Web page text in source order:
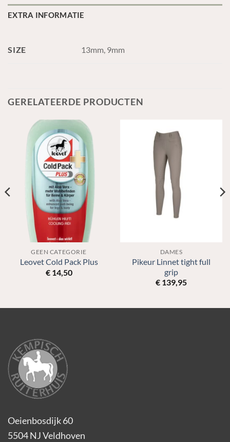
EXTRA INFORMATIE
SIZE 13mm, 9mm
GERELATEERDE PRODUCTEN
GEEN CATEGORIE
Leovet Cold Pack Plus
€14,50
DAMES
Pikeur Linnet tight full
grip
€ 139,95
Oeienbosdijk 60
5504 NJ Veldhoven